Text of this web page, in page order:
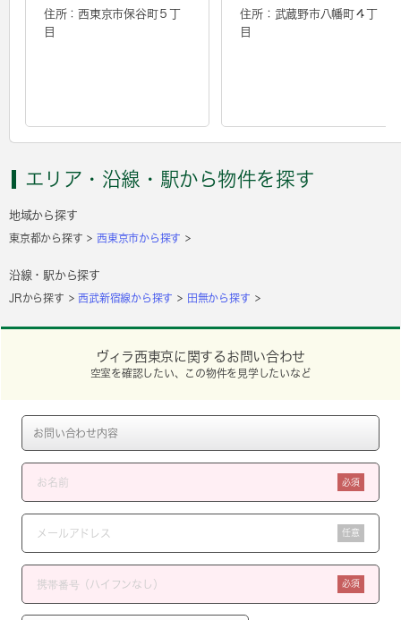
住所：西東京市保谷町５丁
目
住所：武蔵野市八幡町４丁
目
エリア・沿線・駅から物件を探す
地域から探す
東京都から探す 西東京市から探す
沿線・駅から探す
JRから探す 西武新宿線から探す 田無から探す
ヴィラ西東京に関するお問い合わせ
空室を確認したい、この物件を見学したいなど
必須
任意
必須